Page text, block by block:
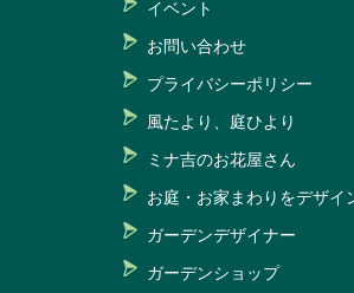
イベント
お問い合わせ
プライバシーポリシー
風たより、庭ひより
ミナ吉のお花屋さん
お庭・お家まわりをデザイ
ガーデンデザイナー
ガーデンショップ